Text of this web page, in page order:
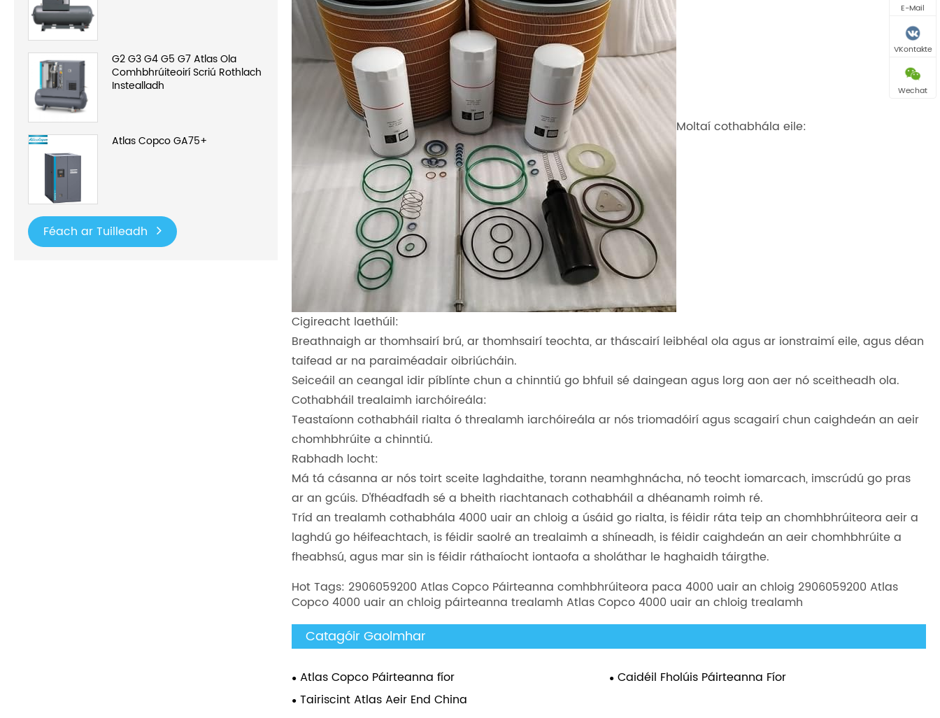
G2 G3 G4 G5 G7 Atlas Ola
Comhbhrúiteoirí Scriú Rothlach
Instealladh
Atlas Copco GA75+
Féach ar Tuilleadh
Moltaí cothabhála eile:
Cigireacht laethúil:
Breathnaigh ar thomhsairí brú, ar thomhsairí teochta, ar tháscairí leibhéal ola agus ar ionstraimí eile, agus déan
taifead ar na paraiméadair oibriúcháin.
Seiceáil an ceangal idir píblínte chun a chinntiú go bhfuil sé daingean agus lorg aon aer nó sceitheadh ​​ola.
Cothabháil trealaimh iarchóireála:
Teastaíonn cothabháil rialta ó threalamh iarchóireála ar nós triomadóirí agus scagairí chun caighdeán an aeir
chomhbhrúite a chinntiú.
Rabhadh locht:
Má tá cásanna ar nós toirt sceite laghdaithe, torann neamhghnácha, nó teocht iomarcach, imscrúdú go pras
ar an gcúis. D'fhéadfadh sé a bheith riachtanach cothabháil a dhéanamh roimh ré.
Tríd an trealamh cothabhála 4000 uair an chloig a úsáid go rialta, is féidir ráta teip an chomhbhrúiteora aeir a
laghdú go héifeachtach, is féidir saolré an trealaimh a shíneadh, is féidir caighdeán an aeir chomhbhrúite a
fheabhsú, agus mar sin is féidir ráthaíocht iontaofa a sholáthar le haghaidh táirgthe.
Hot Tags: 2906059200 Atlas Copco Páirteanna comhbhrúiteora paca 4000 uair an chloig 2906059200 Atlas
Copco 4000 uair an chloig páirteanna trealamh Atlas Copco 4000 uair an chloig trealamh
Catagóir Gaolmhar
Atlas Copco Páirteanna fíor
Caidéil Fholúis Páirteanna Fíor
Tairiscint Atlas Aeir End China
E-Mail
VKontakte
Wechat